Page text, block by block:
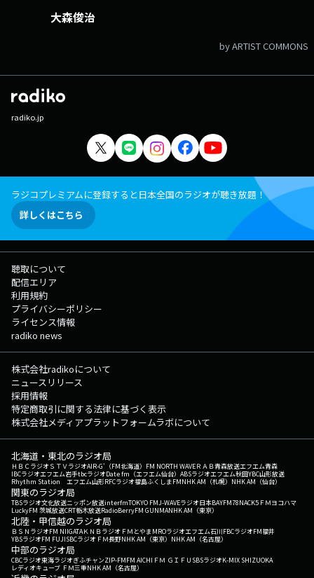
大森俊治
by ARTIST COMMONS
radiko.jp
ラジコプレミアムに登録すると日本全国のラジオが聴き放題！
詳しくはこちら
聴取について
配信エリア
利用規約
プライバシーポリシー
ライセンス情報
radiko news
株式会社radikoについて
ニュースリリース
採用情報
特定商取引に関する法律に基づく表示
株式会社メディアプラットフォームラボについて
北海道・東北のラジオ局
ＨＢＣラジオＳＴＶラジオAIR-G'（FM北海道） FM NORTH WAVEＲＡＢ青森放送エフエム青森
IBCラジオエフエム岩手tbcラジオDate fm（エフエム仙台） ABSラジオエフエム秋田YBC山形放送
Rhythm Station エフエム山形RFCラジオ福島ふくしまFMNHK AM（札幌） NHK AM（仙台）
関東のラジオ局
TBSラジオ文化放送ニッポン放送interfmTOKYO FMJ-WAVEラジオ日本BAYFM78NACK5 ＦＭヨコハマ
LuckyFM 茨城放送CRT栃木放送RadioBerryFM GUNMANHK AM（東京）
北陸・甲信越のラジオ局
ＢＳＮラジオFM NIIGATAＫＮＢラジオ ＦＭとやまMROラジオエフエム石川FBCラジオFM福井
YBSラジオFM FUJISBCラジオ ＦＭ長野NHK AM（東京） NHK AM（名古屋）
中部のラジオ局
CBCラジオ東海ラジオぎふチャンZIP-FMFM AICHI ＦＭ ＧＩＦＵ SBSラジオK-MIX SHIZUOKA
レディオキューブ ＦＭ三重NHK AM（名古屋）